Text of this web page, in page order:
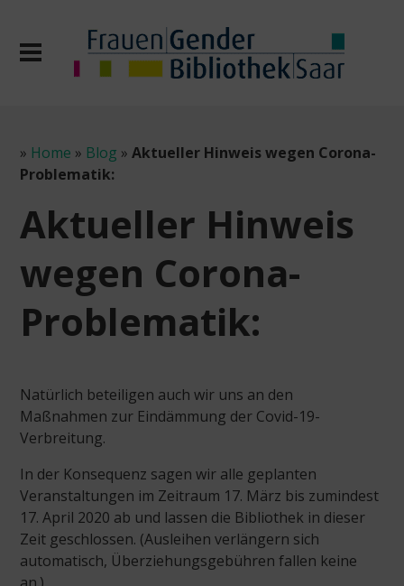
» Home » Blog »Aktueller Hinweis wegen Corona-
Problematik:
Aktueller Hinweis
wegen Corona-
Problematik:
Natürlich beteiligen auch wir uns an den
Maßnahmen zur Eindämmung der Covid-19-
Verbreitung.
In der Konsequenz sagen wir alle geplanten
Veranstaltungen im Zeitraum 17. März bis zumindest
17. April 2020 ab und lassen die Bibliothek in dieser
Zeit geschlossen. (Ausleihen verlängern sich
automatisch, Überziehungsgebühren fallen keine
an.)